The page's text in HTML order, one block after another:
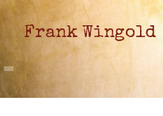
Frank Wingold